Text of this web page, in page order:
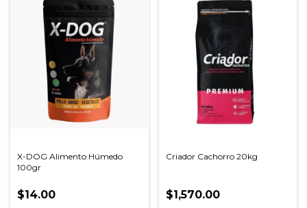
X-DOG Alimento Húmedo
100gr
$14.00
Criador Cachorro 20kg
$1,570.00